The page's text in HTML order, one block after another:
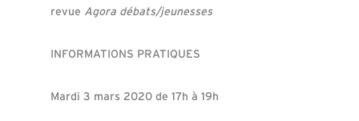
revue Agora débats/jeunesses
INFORMATIONS PRATIQUES
Mardi 3 mars 2020 de 17h à 19h